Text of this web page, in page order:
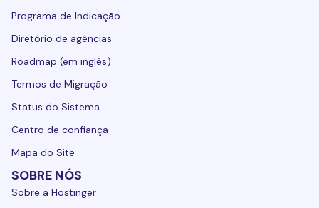
Programa de Indicação
Diretório de agências
Roadmap (em inglês)
Termos de Migração
Status do Sistema
Centro de confiança
Mapa do Site
SOBRE NÓS
Sobre a Hostinger